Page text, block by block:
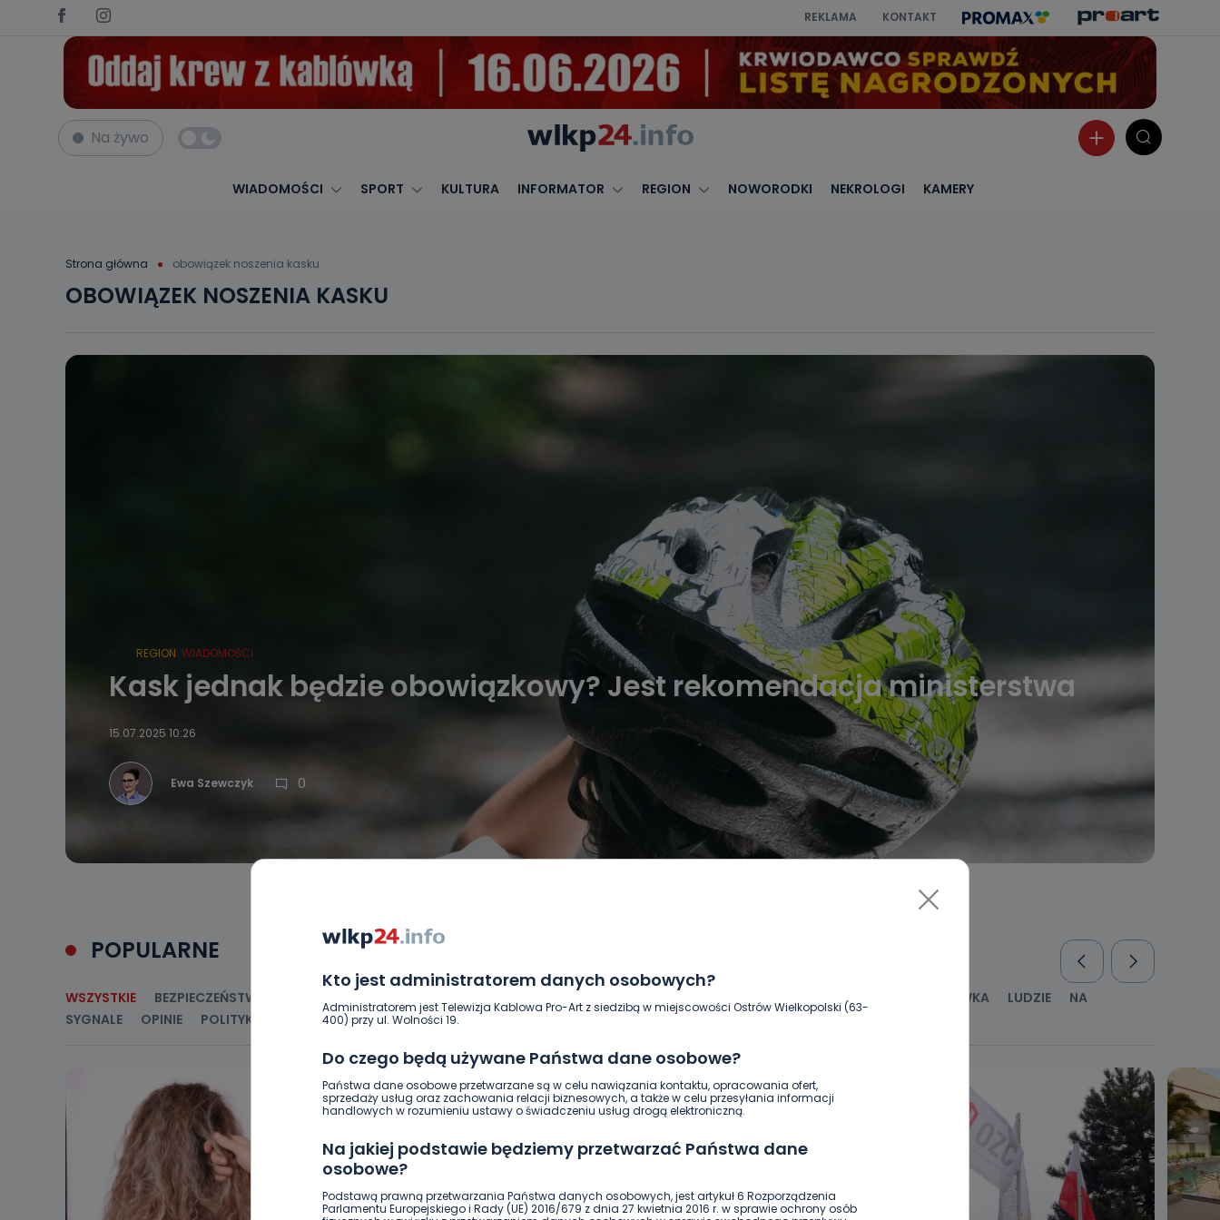
REKLAMA KONTAKT
Na żywo
WIADOMOŚCI SPORT KULTURA INFORMATOR REGION NOWORODKI NEKROLOGI KAMERY
Strona główna obowiązek noszenia kasku
Kto jest administratorem danych osobowych?
Administratorem jest Telewizja Kablowa Pro-Art z siedzibą w miejscowości Ostrów Wielkopolski (63-
400) przy ul. Wolności 19.
Do czego będą używane Państwa dane osobowe?
Państwa dane osobowe przetwarzane są w celu nawiązania kontaktu, opracowania ofert,
sprzedaży usług oraz zachowania relacji biznesowych, a także w celu przesyłania informacji
handlowych w rozumieniu ustawy o świadczeniu usług drogą elektroniczną.
Na jakiej podstawie będziemy przetwarzać Państwa dane
osobowe?
Podstawą prawną przetwarzania Państwa danych osobowych, jest artykuł 6 Rozporządzenia
Parlamentu Europejskiego i Rady (UE) 2016/679 z dnia 27 kwietnia 2016 r. w sprawie ochrony osób
OBOWIĄZEK NOSZENIA KASKU
REGION WIADOMOŚCI
Kask jednak będzie obowiązkowy? Jest rekomendacja ministerstwa
15.07.2025 10:26
Ewa Szewczyk 0
POPULARNE
WSZYSTKIE BEZPIECZEŃSTWO KORONAWIRUS KULTURA I ROZRYWKA LUDZIE
NA
SYGNALE
OPINIE POLITYKA RELIGIA SAMORZĄD ŚRODOWISKO WSZYSTKICH ŚWIĘTYCH